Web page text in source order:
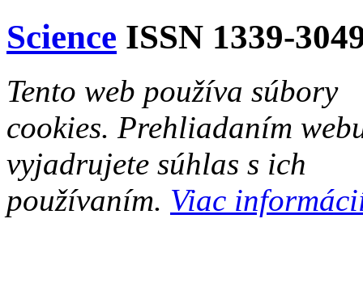
Science ISSN 1339-
Tento web používa súbory
cookies. Prehliadaním
vyjadrujete súhlas s ich
používaním. Viac